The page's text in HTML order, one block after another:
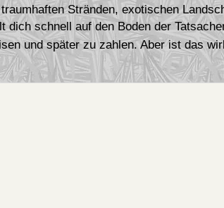
Stränden, exotischen
schnell auf den Boden der
und später zu zahlen. Aber ist das